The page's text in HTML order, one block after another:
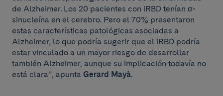
de Alzheimer. Los 20 pacientes con iRBD tenían α-
sinucleína en el cerebro. Pero el 70% presentaron
estas características patológicas asociadas a
Alzheimer, lo que podría sugerir que el iRBD podría
estar vinculado a un mayor riesgo de desarrollar
también Alzheimer, aunque su implicación todavía no
está clara”, apunta Gerard Mayà.